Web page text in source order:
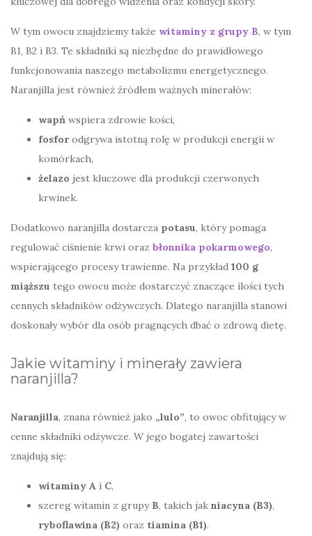
W tym owocu znajdziemy także witaminy z grupy B, w tym
B1, B2 i B3. Te składniki są niezbędne do prawidłowego
funkcjonowania naszego metabolizmu energetycznego.
Naranjilla jest również źródłem ważnych minerałów:
wapń wspiera zdrowie kości,
fosforodgrywa istotną rolę w produkcji energii w
komórkach,
żelazo jest kluczowe dla produkcji czerwonych
krwinek.
Dodatkowo naranjilla dostarcza potasu, który pomaga
regulować ciśnienie krwi oraz błonnika pokarmowego,
wspierającego procesy trawienne. Na przykład 100 g
miąższu tego owocu może dostarczyć znaczące ilości tych
cennych składników odżywczych. Dlatego naranjilla stanowi
doskonały wybór dla osób pragnących dbać o zdrową dietę.
Jakie witaminy i minerały zawiera
naranjilla?
Naranjilla, znana również jako „lulo”, to owoc obfitujący w
cenne składniki odżywcze. W jego bogatej zawartości
znajdują się:
witaminy A i C,
szereg witamin z grupy B, takich jak niacyna (B3),
ryboflawina (B2) oraz tiamina (B1).